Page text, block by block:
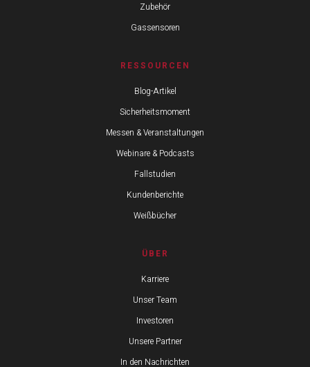
Zubehör
Gassensoren
RESSOURCEN
Blog-Artikel
Sicherheitsmoment
Messen & Veranstaltungen
Webinare & Podcasts
Fallstudien
Kundenberichte
Weißbücher
ÜBER
Karriere
Unser Team
Investoren
Unsere Partner
In den Nachrichten